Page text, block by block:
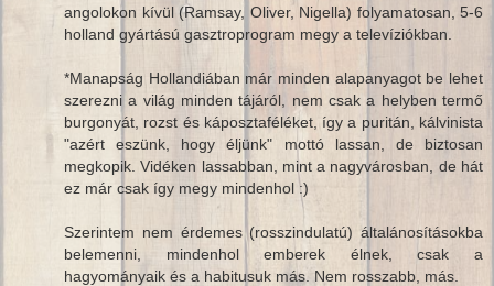
angolokon kívül (Ramsay, Oliver, Nigella) folyamatosan, 5-6
holland gyártású gasztroprogram megy a televíziókban.
*Manapság Hollandiában már minden alapanyagot be lehet
szerezni a világ minden tájáról, nem csak a helyben termő
burgonyát, rozst és káposztaféléket, így a puritán, kálvinista
"azért eszünk, hogy éljünk" mottó lassan, de biztosan
megkopik. Vidéken lassabban, mint a nagyvárosban, de hát
ez már csak így megy mindenhol :)
Szerintem nem érdemes (rosszindulatú) általánosításokba
belemenni, mindenhol emberek élnek, csak a
hagyományaik és a habitusuk más. Nem rosszabb, más.